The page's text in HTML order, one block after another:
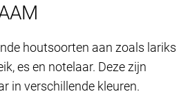
houtsoorten aan zoals lariks
es en notelaar. Deze zijn
in verschillende kleuren.